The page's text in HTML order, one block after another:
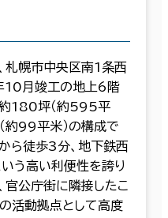
札幌市中央区南1条西
月竣工の地上6階
約180坪（約595平
約99平米）の構成で
ら徒歩3分、地下鉄西
う高い利便性を誇り
官公庁街に隣接したこ
活動拠点として高度